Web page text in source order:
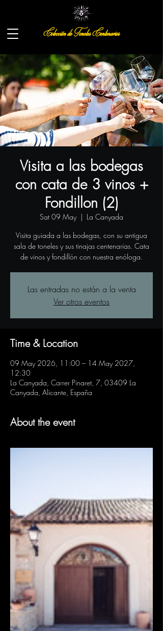
Colección de Toneles Centenarios
Visita a las bodegas
con cata de 3 vinos +
Fondillon (2)
Sat 09 May
  |
La Canyada
Visita guiada a las bodegas, con su antigua
sala de toneles y sus tinajas centenarias. Cata
de vinos y fondillón con nuestra enóloga.
Las entradas no están a la venta
Ver otros eventos
Time & Location
09 May 2026, 11:00 – 14 May 2027,
12:30
La Canyada, Carrer Pinaret, 7, 03409 La
Canyada, Alicante, España
About the event